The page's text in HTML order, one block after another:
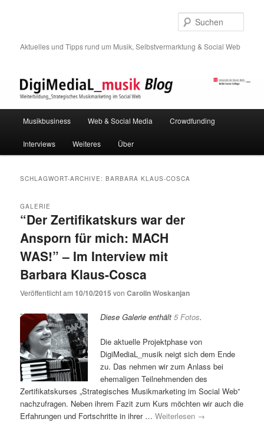
Aktuelles und Tipps rund um Musik, Selbstvermarktung & Social Web
Zum
Inhalt
Zum
sekundären
Musikbusiness Web & Social Media Crowdfunding
Interviews Weiteres Über
SCHLAGWORT-ARCHIVE:BARBARA KLAUS-COSCA
“Der Zertifikatskurs war der
Ansporn für mich: MACH
WAS!” – Im Interview mit
Barbara Klaus-Cosca
GALERIE
Veröffentlicht am 10/10/2015 vonCarolin Woskanjan
Diese Galerie enthält5 Fotos.
Die aktuelle Projektphase von
DigiMediaL_musik neigt sich dem Ende
zu. Das nehmen wir zum Anlass bei
ehemaligen Teilnehmenden des
Zertifikatskurses „Strategisches Musikmarketing im Social Web”
nachzufragen. Neben ihrem Fazit zum Kurs möchten wir auch die
Erfahrungen und Fortschritte in ihrer …Weiterlesen →